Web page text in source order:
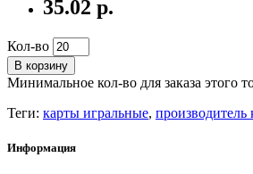
35.02 р.
Кол-во
В корзину
Минимальное кол-во для заказа этого
Теги: карты игральные, производитель
Информация